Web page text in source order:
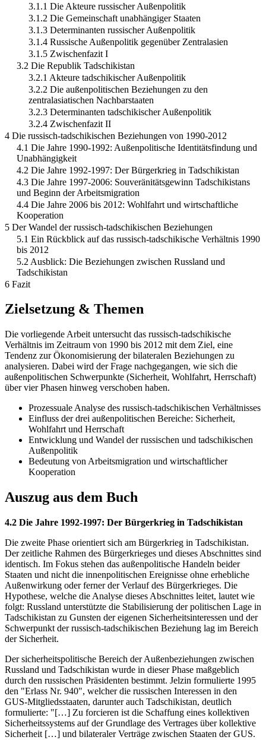
3.1.1 Die Akteure russischer Außenpolitik
3.1.2 Die Gemeinschaft unabhängiger Staaten
3.1.3 Determinanten russischer Außenpolitik
3.1.4 Russische Außenpolitik gegenüber Zentralasien
3.1.5 Zwischenfazit I
3.2 Die Republik Tadschikistan
3.2.1 Akteure tadschikischer Außenpolitik
3.2.2 Die außenpolitischen Beziehungen zu den
zentralasiatischen Nachbarstaaten
3.2.3 Determinanten tadschikischer Außenpolitik
3.2.4 Zwischenfazit II
4 Die russisch-tadschikischen Beziehungen von 1990-2012
4.1 Die Jahre 1990-1992: Außenpolitische Identitätsfindung und
Unabhängigkeit
4.2 Die Jahre 1992-1997: Der Bürgerkrieg in Tadschikistan
4.3 Die Jahre 1997-2006: Souveränitätsgewinn Tadschikistans
und Beginn der Arbeitsmigration
4.4 Die Jahre 2006 bis 2012: Wohlfahrt und wirtschaftliche
Kooperation
5 Der Wandel der russisch-tadschikischen Beziehungen
5.1 Ein Rückblick auf das russisch-tadschikische Verhältnis 1990
bis 2012
5.2 Ausblick: Die Beziehungen zwischen Russland und
Tadschikistan
6 Fazit
Zielsetzung & Themen
Die vorliegende Arbeit untersucht das russisch-tadschikische
Verhältnis im Zeitraum von 1990 bis 2012 mit dem Ziel, eine
Tendenz zur Ökonomisierung der bilateralen Beziehungen zu
analysieren. Dabei wird der Frage nachgegangen, wie sich die
außenpolitischen Schwerpunkte (Sicherheit, Wohlfahrt, Herrschaft)
über vier Phasen hinweg verschoben haben.
Prozessuale Analyse des russisch-tadschikischen Verhältnisses
Einfluss der drei außenpolitischen Bereiche: Sicherheit,
Wohlfahrt und Herrschaft
Entwicklung und Wandel der russischen und tadschikischen
Außenpolitik
Bedeutung von Arbeitsmigration und wirtschaftlicher
Kooperation
Auszug aus dem Buch
4.2 Die Jahre 1992-1997: Der Bürgerkrieg in Tadschikistan
Die zweite Phase orientiert sich am Bürgerkrieg in Tadschikistan.
Der zeitliche Rahmen des Bürgerkrieges und dieses Abschnittes sind
identisch. Im Fokus stehen das außenpolitische Handeln beider
Staaten und nicht die innenpolitischen Ereignisse ohne erhebliche
Außenwirkung oder ferner der Verlauf des Bürgerkrieges. Die
Hypothese, welche die Analyse dieses Abschnittes leitet, lautet wie
folgt: Russland unterstützte die Stabilisierung der politischen Lage in
Tadschikistan zu Gunsten der eigenen Sicherheitsinteressen und der
Schwerpunkt der russisch-tadschikischen Beziehung lag im Bereich
der Sicherheit.
Der sicherheitspolitische Bereich der Außenbeziehungen zwischen
Russland und Tadschikistan wurde in dieser Phase maßgeblich
durch den russischen Präsidenten bestimmt. Jelzin formulierte 1995
den "Erlass Nr. 940", welcher die russischen Interessen in den
GUS-Mitgliedsstaaten, darunter auch Tadschikistan, deutlich
formulierte: "[…] Zu forcieren ist die Schaffung eines kollektiven
Sicherheitssystems auf der Grundlage des Vertrages über kollektive
Sicherheit […] und bilateraler Verträge zwischen Staaten der GUS.